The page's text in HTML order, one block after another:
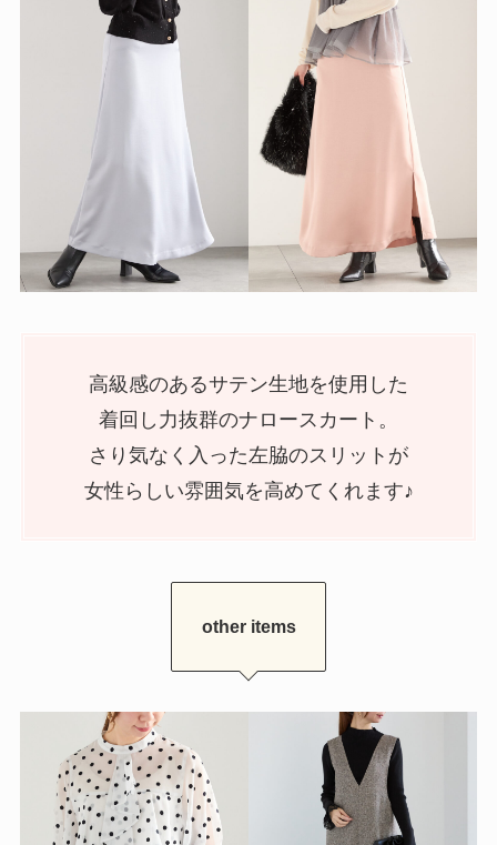
高級感のあるサテン生地を使用した
着回し力抜群のナロースカート。
さり気なく入った左脇のスリットが
女性らしい雰囲気を高めてくれます♪
other items